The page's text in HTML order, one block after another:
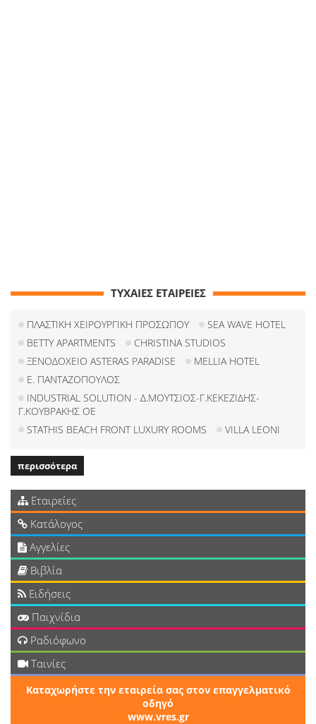
ΤΥΧΑΙΕΣ ΕΤΑΙΡΕΙΕΣ
ΠΛΑΣΤΙΚΗ ΧΕΙΡΟΥΡΓΙΚΗ ΠΡΟΣΩΠΟΥ
SEA WAVE HOTEL
BETTY APARTMENTS
CHRISTINA STUDIOS
ΞΕΝΟΔΟΧΕΙΟ ASTERAS PARADISE
MELLIA HOTEL
Ε. ΠΑΝΤΑΖΟΠΟΥΛΟΣ
INDUSTRIAL SOLUTION - Δ.ΜΟΥΤΣΙΟΣ-Γ.ΚΕΚΕΖΙΔΗΣ-
Γ.ΚΟΥΒΡΑΚΗΣ ΟΕ
STATHIS BEACH FRONT LUXURY ROOMS
VILLA LEONI
περισσότερα
Εταιρείες
Κατάλογος
Αγγελίες
Βιβλία
Ειδήσεις
Παιχνίδια
Ραδιόφωνο
Ταινίες
Καταχωρήστε την εταιρεία σας στον επαγγελματικό
οδηγό
www.vres.gr